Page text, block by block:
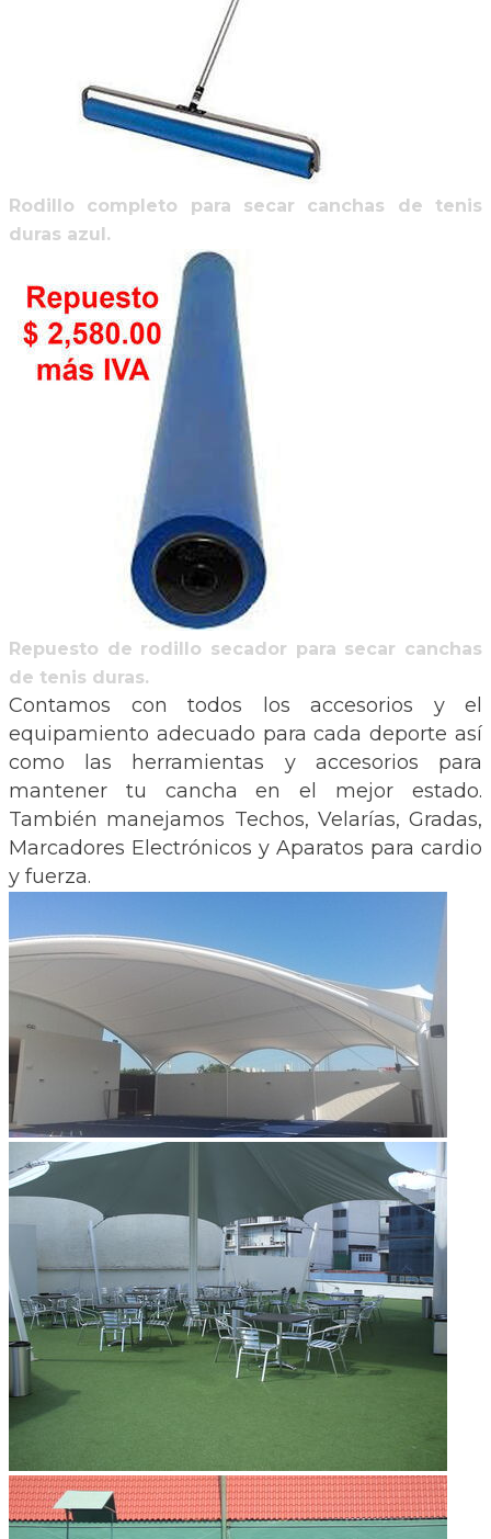
Rodillo completo para secar canchas de tenis
duras azul.
Repuesto de rodillo secador para secar canchas
de tenis duras.
Contamos con todos los accesorios y el
equipamiento adecuado para cada deporte así
como las herramientas y accesorios para
mantener tu cancha en el mejor estado.
También manejamos Techos, Velarías, Gradas,
Marcadores Electrónicos y Aparatos para cardio
y fuerza.